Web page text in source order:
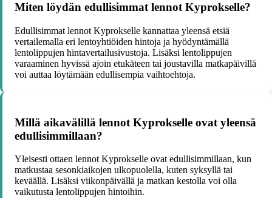
Miten löydän edullisimmat lennot Kyprokselle?
Edullisimmat lennot Kyprokselle kannattaa yleensä etsiä
vertailemalla eri lentoyhtiöiden hintoja ja hyödyntämällä
lentolippujen hintavertailusivustoja. Lisäksi lentolippujen
varaaminen hyvissä ajoin etukäteen tai joustavilla matkapäivillä
voi auttaa löytämään edullisempia vaihtoehtoja.
Millä aikavälillä lennot Kyprokselle ovat yleensä
edullisimmillaan?
Yleisesti ottaen lennot Kyprokselle ovat edullisimmillaan, kun
matkustaa sesonkiaikojen ulkopuolella, kuten syksyllä tai
keväällä. Lisäksi viikonpäivällä ja matkan kestolla voi olla
vaikutusta lentolippujen hintoihin.